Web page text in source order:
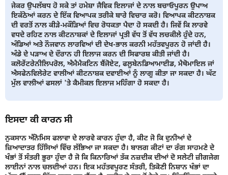
ਜੇਕਰ ਉਪਲੱਬਧ ਹੋ ਸਕੇ ਤਾਂ ਹਮੇਸ਼ਾ ਜੈਵਿਕ ਇਲਾਜਾਂ ਦੇ ਨਾਲ ਬਚਾਓਪੂਰਨ ਉਪਾਅ
ਇਕੱਠੇਆਂ ਕਰਨ ਦੇ ਇੱਕ ਵਿਆਪਕ ਤਰੀਕੇ ਬਾਰੇ ਵਿਚਾਰ ਕਰੋ। ਵਿਆਪਕ ਕੀਟਨਾਸ਼ਕ
ਦੀ ਵਰਤੋਂ ਨਾਲ ਕੀੜੇ-ਮਕੌੜਿਆਂ ਵਿਚ ਰੋਧਕਤਾ ਪੈਦਾ ਹੋ ਸਕਦੀ ਹੈ। ਜਿਵੇਂ ਕਿ ਲਾਰਵੇ
ਵਧਦੇ ਰਹਿਣ ਨਾਲ ਕੀਟਨਾਸ਼ਕਾਂ ਦੇ ਇਲਾਜਾਂ ਪ੍ਰਤੀ ਵੱਧ ਤੋਂ ਵੱਧ ਲਚਕੀਲੇ ਹੁੰਦੇ ਹਨ,
ਅੰਡਿਆਂ ਅਤੇ ਨੌਜਵਾਨ ਲਾਰਵਿਆਂ ਦੀ ਦੇਖ-ਭਾਲ ਕਰਨੀ ਮਹੱਤਵਪੂਰਨ ਹੋ ਜਾਂਦੀ ਹੈ।
ਅੰਡੇ ਦੇ ਪੜਾਅ ਦੇ ਦੌਰਾਨ ਹੀ ਇਲਾਜ ਕਰਨ ਦੀ ਸਿਫਾਰਸ਼ ਕੀਤੀ ਜਾਂਦੀ ਹੈ।
ਕਲੋਰੇਂਟਰੇਨੀਲਿਪਰੋਲ, ਐਮੈਮੈਕਟਿਨ ਬੈਂਜੋਏਟ, ਫਲੂਬੇਨਡਿਆਮਾਈਡ, ਮੈਥੋਮਾਇਲ ਜਾਂ
ਐਸਫੇਨਵਿਲੇਰੇਟ ਵਾਲੀਆਂ ਕੀਟਨਾਸ਼ਕ ਦਵਾਈਆਂ ਨੂੰ ਲਾਗੂ ਕੀਤਾ ਜਾ ਸਕਦਾ ਹੈ। ਘੱਟ
ਮੁੱਲ ਵਾਲੀਆਂ ਫਸਲਾਂ 'ਤੇ ਕੈਮੀਕਲ ਇਲਾਜ ਮਹਿੰਗਾ ਹੋ ਸਕਦਾ ਹੈ।
ਇਸਦਾ ਕੀ ਕਾਰਨ ਸੀ
ਨੁਕਸਾਨ ਐਂਨੋਮਿਸ ਫਲਾਵਾ ਦੇ ਲਾਰਵੇ ਕਾਰਨ ਹੁੰਦਾ ਹੈ, ਕੀਟ ਜੋ ਕਿ ਦੁਨੀਆਂ ਦੇ
ਜ਼ਿਆਦਾਤਰ ਹਿੱਸਿਆਂ ਵਿੱਚ ਲੱਭਿਆ ਜਾ ਸਕਦਾ ਹੈ। ਬਾਲਗ ਕੀਟਾਂ ਦਾ ਰੰਗ ਸਾਹਮਣੇ ਦੇ
ਖੰਭਾਂ ਤੋਂ ਸੰਤਰੀ ਭੂਰਾ ਹੁੰਦਾ ਹੈ ਜੋ ਕਿ ਕਿਨਾਰਿਆਂ ਤੱਕ ਨਜ਼ਦੀਕ ਦੀਆਂ ਦੋ ਸਲੇਟੀ ਜ਼ੀਗਜੇਗ
ਲਾਈਨਾਂ ਨਾਲ ਚਲਦੀਆਂ ਹਨ। ਇਕ ਮਹੱਤਵਪੂਰਣ ਸੰਤਰੀ, ਤਿਕੋਣੀ ਨਿਸ਼ਾਨ ਖੰਭਾਂ ਦਾ